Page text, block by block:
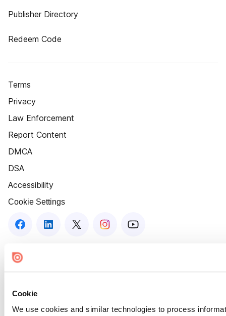
Cookie
We use cookies and similar technologies to process
Publisher Directory
Redeem Code
Terms
Privacy
Law Enforcement
Report Content
DMCA
DSA
Accessibility
Cookie Settings